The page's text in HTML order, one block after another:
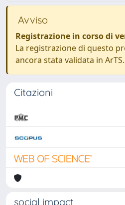
Avviso
Registrazione in corso di
La registrazione di questo
ancora stata validata in ArTS.
Citazioni
social impact